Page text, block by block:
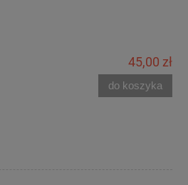
45,00 zł
do koszyka